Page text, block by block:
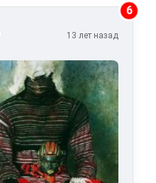
6
13 лет назад